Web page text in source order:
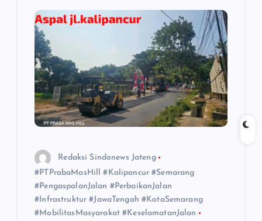
Redaksi Sindonews Jateng
#PTPrabaMasHill #Kalipancur #Semarang
#PengaspalanJalan #PerbaikanJalan
#Infrastruktur #JawaTengah #KotaSemarang
#MobilitasMasyarakat #KeselamatanJalan